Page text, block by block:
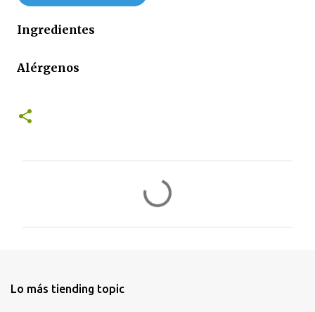
Ingredientes
Alérgenos
Lo más tiending topic